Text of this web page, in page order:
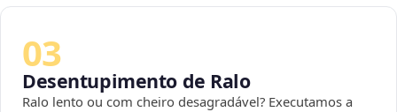
03
Desentupimento de Ralo
Ralo lento ou com cheiro desagradável? Executamos a